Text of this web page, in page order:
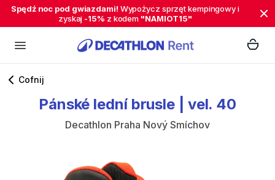
Spędź noc pod gwiazdami! Wypożycz sprzęt kempingowy i
zyskaj -15% z kodem "NAMIOT15"
Cofnij
Pánské lední brusle vel. 40
Decathlon Praha Nový Smíchov